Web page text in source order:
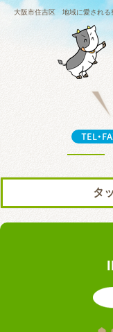
大阪市住吉区 地域に愛される
TEL・
タ